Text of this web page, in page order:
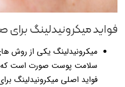
فواید میکرونیدلینگ
میکرونیدلینگ یکی از روش
سلامت پوست صورت است که
فواید اصلی میکرونیدلینگ